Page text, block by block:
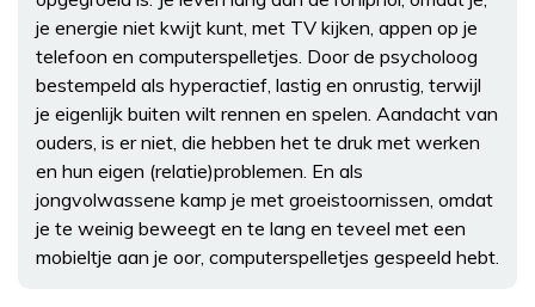
je energie niet kwijt kunt, met TV kijken, appen op je
telefoon en computerspelletjes. Door de psycholoog
bestempeld als hyperactief, lastig en onrustig, terwijl
je eigenlijk buiten wilt rennen en spelen. Aandacht van
ouders, is er niet, die hebben het te druk met werken
en hun eigen (relatie)problemen. En als
jongvolwassene kamp je met groeistoornissen, omdat
je te weinig beweegt en te lang en teveel met een
mobieltje aan je oor, computerspelletjes gespeeld hebt.